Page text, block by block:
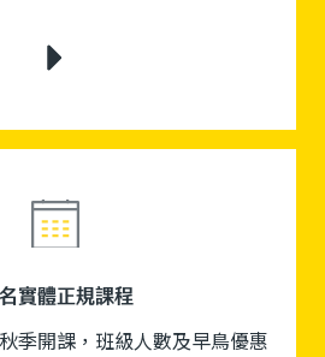
實體正規課程
季開課，班級人數及早鳥優惠